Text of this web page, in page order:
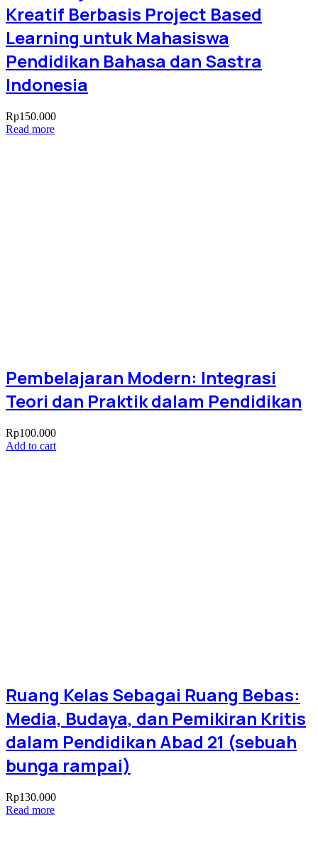
Kreatif Berbasis Project Based
Learning untuk Mahasiswa
Pendidikan Bahasa dan Sastra
Indonesia
Rp150.000
Read more
Pembelajaran Modern: Integrasi
Teori dan Praktik dalam Pendidikan
Rp100.000
Add to cart
Ruang Kelas Sebagai Ruang Bebas:
Media, Budaya, dan Pemikiran Kritis
dalam Pendidikan Abad 21 (sebuah
bunga rampai)
Rp130.000
Read more